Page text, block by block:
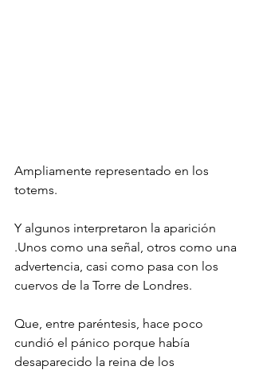
Ampliamente representado en los
totems.
Y algunos interpretaron la aparición
.Unos como una señal, otros como una
advertencia, casi como pasa con los
cuervos de la Torre de Londres.
Que, entre paréntesis, hace poco
cundió el pánico porque había
desaparecido la reina de los